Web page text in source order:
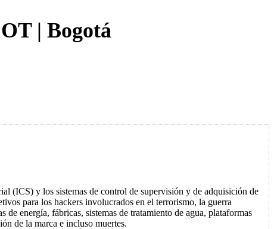
| Bogotá
(ICS) y los sistemas de control de supervisión y de adquisición de
para los hackers involucrados en el terrorismo, la guerra
energía, fábricas, sistemas de tratamiento de agua, plataformas
de la marca e incluso muertes.